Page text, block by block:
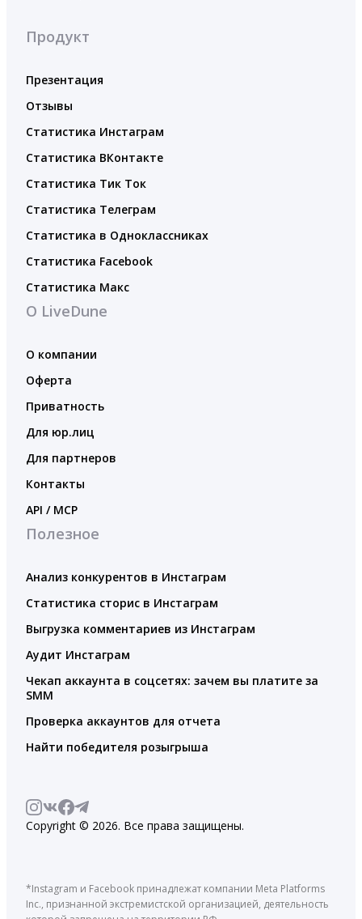
Продукт
Презентация
Отзывы
Статистика Инстаграм
Статистика ВКонтакте
Статистика Тик Ток
Статистика Телеграм
Статистика в Одноклассниках
Статистика Facebook
Статистика Макс
О LiveDune
О компании
Оферта
Приватность
Для юр.лиц
Для партнеров
Контакты
API / MCP
Полезное
Анализ конкурентов в Инстаграм
Статистика сторис в Инстаграм
Выгрузка комментариев из Инстаграм
Аудит Инстаграм
Чекап аккаунта в соцсетях: зачем вы платите за
SMM
Проверка аккаунтов для отчета
Найти победителя розыгрыша
Copyright © 2026. Все права защищены.
*Instagram и Facebook принадлежат компании Meta Platforms
Inc., признанной экстремистской организацией, деятельность